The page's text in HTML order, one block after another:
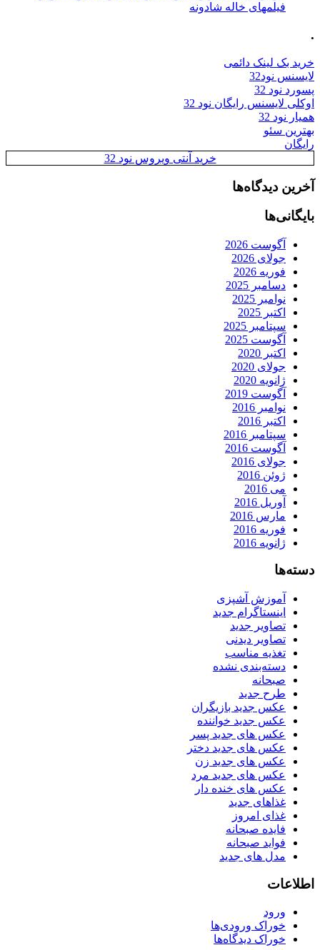
فیلمهای خاله شادونه
.
خرید بک لینک دائمی
لایسنس نود32
پسورد نود 32
اوکلی لایسنس رایگان نود 32
همیار نود 32
بهترین سئو
رایگان
خرید آنتی ویروس نود 32
آخرین دیدگاه‌ها
بایگانی‌ها
آگوست 2026
جولای 2026
فوریه 2026
دسامبر 2025
نوامبر 2025
اکتبر 2025
سپتامبر 2025
آگوست 2025
اکتبر 2020
جولای 2020
ژانویه 2020
آگوست 2019
نوامبر 2016
اکتبر 2016
سپتامبر 2016
آگوست 2016
جولای 2016
ژوئن 2016
می 2016
آوریل 2016
مارس 2016
فوریه 2016
ژانویه 2016
دسته‌ها
آموزش آشپزی
اینستاگرام جدید
تصاویر جدید
تصاویر دیدنی
تغذیه مناسب
دسته‌بندی نشده
صبحانه
طرح جدید
عکس جدید بازیگران
عکس جدید خواننده
عکس های جدید پسر
عکس های جدید دختر
عکس های جدید زن
عکس های جدید مرد
عکس های خنده دار
غذاهای جدید
غذای امروز
فایده صبحانه
فواید صبحانه
مدل های جدید
اطلاعات
ورود
خوراک ورودی‌ها
خوراک دیدگاه‌ها